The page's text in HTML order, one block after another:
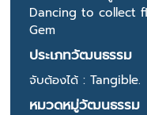
Dancing to collect
Gem
ประเภทวัฒนธรรม
จับต้องได้ : Tangible.
หมวดหมู่วัฒนธรรม